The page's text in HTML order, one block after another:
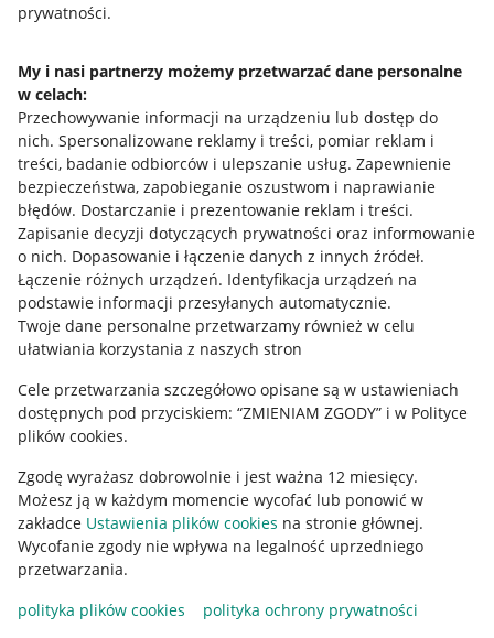
prywatności.
My i nasi partnerzy możemy przetwarzać dane personalne
w celach:
Przechowywanie informacji na urządzeniu lub dostęp do
nich. Spersonalizowane reklamy i treści, pomiar reklam i
treści, badanie odbiorców i ulepszanie usług. Zapewnienie
bezpieczeństwa, zapobieganie oszustwom i naprawianie
błędów. Dostarczanie i prezentowanie reklam i treści.
Zapisanie decyzji dotyczących prywatności oraz informowanie
o nich. Dopasowanie i łączenie danych z innych źródeł.
Łączenie różnych urządzeń. Identyfikacja urządzeń na
podstawie informacji przesyłanych automatycznie.
Twoje dane personalne przetwarzamy również w celu
ułatwiania korzystania z naszych stron
Cele przetwarzania szczegółowo opisane są w ustawieniach
dostępnych pod przyciskiem: “ZMIENIAM ZGODY” i w Polityce
plików cookies.
Zgodę wyrażasz dobrowolnie i jest ważna 12 miesięcy.
Możesz ją w każdym momencie wycofać lub ponowić w
zakładce Ustawienia plików cookies na stronie głównej.
Wycofanie zgody nie wpływa na legalność uprzedniego
przetwarzania.
polityka plików cookies
polityka ochrony prywatności
Jak to działa
Allegro Gadane dla sprzedających
Allegro Gadane dla kupujących
Mapa miejscowości
Informacje prawne
Regulamin
Polityka plików "cookies"
Ustawienia plików "cookies"
Udostępnianie lokalizacji
Informacje dla Aktu o Usługach Cyfrowych
Pobierz aplikację